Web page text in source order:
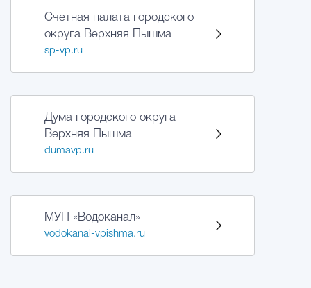
Счетная палата городского
округа Верхняя Пышма
sp-vp.ru
Дума городского округа
Верхняя Пышма
dumavp.ru
МУП «Водоканал»
vodokanal-vpishma.ru